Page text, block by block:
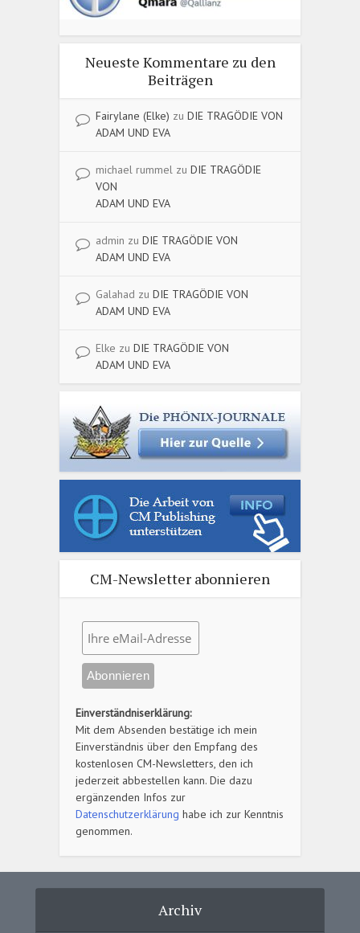
Neueste Kommentare zu den
Beiträgen
Fairylane (Elke) zu DIE TRAGÖDIE VON
ADAM UND EVA
michael rummel zu DIE TRAGÖDIE
VON
ADAM UND EVA
admin zu DIE TRAGÖDIE VON
ADAM UND EVA
Galahad zu DIE TRAGÖDIE VON
ADAM UND EVA
Elke zu DIE TRAGÖDIE VON
ADAM UND EVA
CM-Newsletter abonnieren
Einverständniserklärung:
Mit dem Absenden bestätige ich mein
Einverständnis über den Empfang des
kostenlosen CM-Newsletters, den ich
jederzeit abbestellen kann. Die dazu
ergänzenden Infos zur
Datenschutzerklärung habe ich zur Kenntnis
genommen.
Archiv